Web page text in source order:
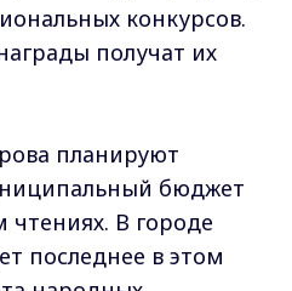
конкурсов.
получат их
планируют
бюджет
чтениях. В городе
последнее в этом